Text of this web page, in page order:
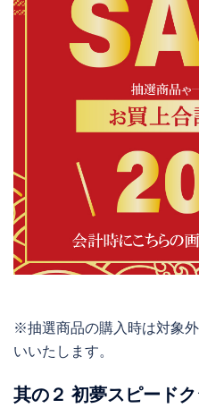
※抽選商品の購入時は対象
いいたします。
其の２ 初夢スピード